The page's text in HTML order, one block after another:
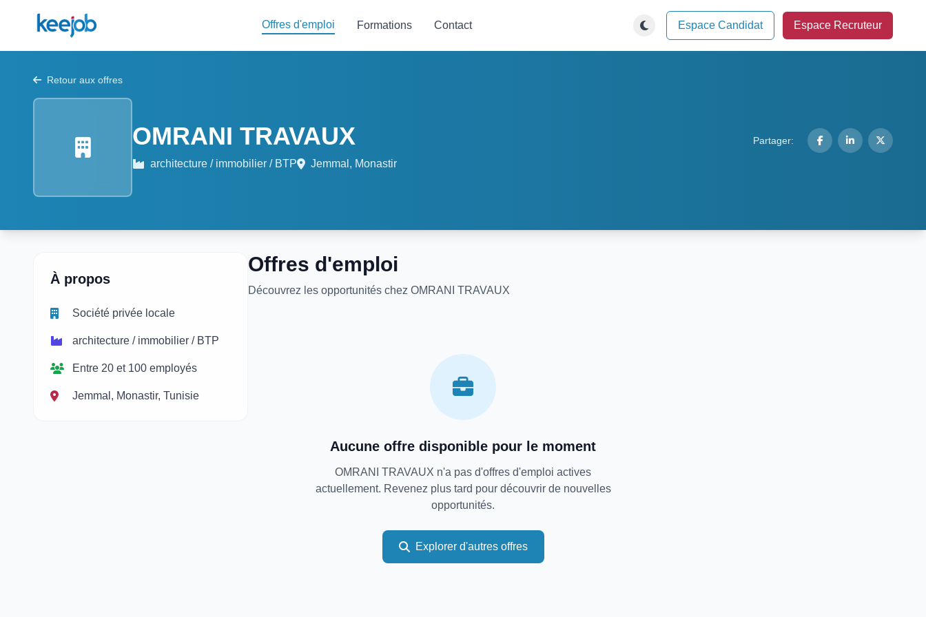
Offres d'emploi Formations Contact Espace Candidat Espace Recruteur
Retour aux offres
OMRANI TRAVAUX
architecture / immobilier / BTP Jemmal, Monastir
Partager:
À propos
Société privée locale
architecture / immobilier / BTP
Entre 20 et 100 employés
Jemmal, Monastir, Tunisie
Offres d'emploi
Découvrez les opportunités chez OMRANI TRAVAUX
Aucune offre disponible pour le moment
OMRANI TRAVAUX n'a pas d'offres d'emploi actives
actuellement. Revenez plus tard pour découvrir de nouvelles
opportunités.
Explorer d'autres offres